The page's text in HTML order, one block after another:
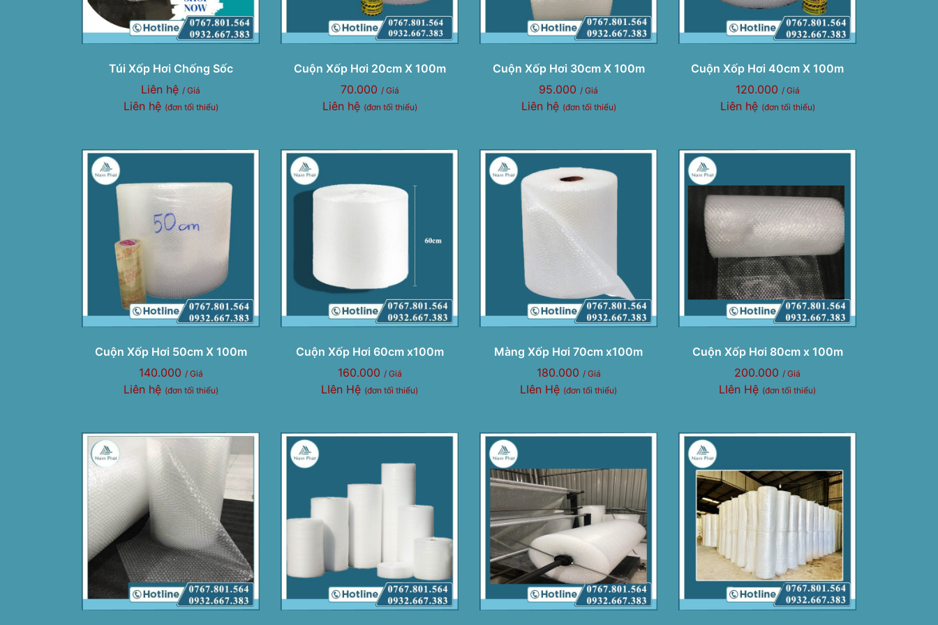
Túi Xốp Hơi Chống Sốc
Liên hệ / Giá
Liên hệ (đơn tối thiểu)
Cuộn Xốp Hơi 20cm X 100m
70.000 / Giá
Liên hệ (đơn tối thiểu)
Cuộn Xốp Hơi 30cm X 100m
95.000 / Giá
Liên hệ (đơn tối thiểu)
Cuộn Xốp Hơi 40cm X 100m
120.000 / Giá
Liên hệ (đơn tối thiểu)
Cuộn Xốp Hơi 50cm X 100m
140.000 / Giá
Liên hệ (đơn tối thiểu)
Cuộn Xốp Hơi 60cm x100m
160.000 / Giá
LIên Hệ (đơn tối thiểu)
Màng Xốp Hơi 70cm x100m
180.000 / Giá
LIên Hệ (đơn tối thiểu)
Cuộn Xốp Hơi 80cm x 100m
200.000 / Giá
LIên Hệ (đơn tối thiểu)